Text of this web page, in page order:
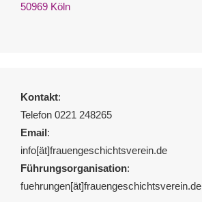
50969 Köln
Kontakt:
Telefon 0221 248265
Email:
info[ät]frauengeschichtsverein.de
Führungsorganisation:
fuehrungen[ät]frauengeschichtsverein.de